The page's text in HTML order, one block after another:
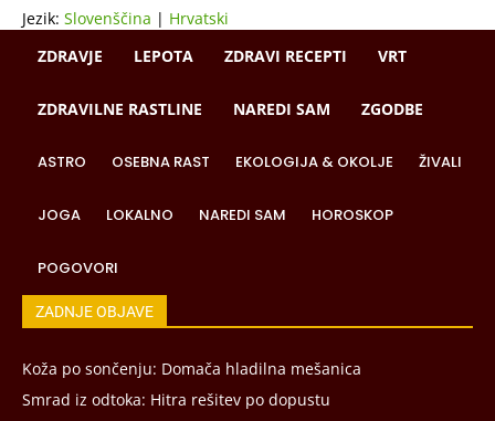
Jezik: Slovenščina | Hrvatski
ZDRAVJE
LEPOTA ZDRAVI RECEPTI VRT
ZDRAVILNE RASTLINE NAREDI SAM ZGODBE
ASTRO OSEBNA RAST EKOLOGIJA & OKOLJE ŽIVALI
JOGA LOKALNO NAREDI SAM HOROSKOP
POGOVORI
ZADNJE OBJAVE
Koža po sončenju: Domača hladilna mešanica
Smrad iz odtoka: Hitra rešitev po dopustu